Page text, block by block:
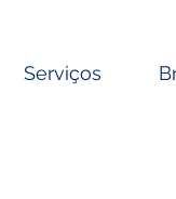
Serviços